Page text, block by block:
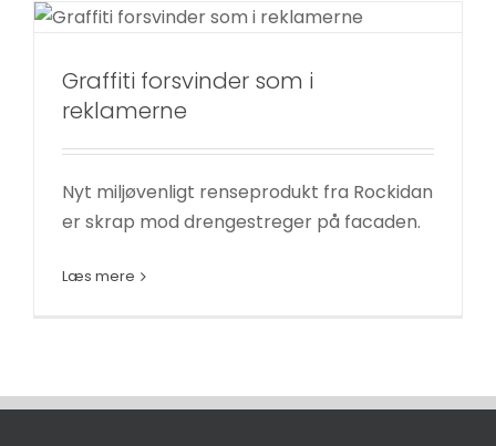
Graffiti forsvinder som i
reklamerne
Nyt miljøvenligt renseprodukt fra Rockidan
er skrap mod drengestreger på facaden.
Læs mere